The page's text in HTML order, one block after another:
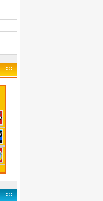
:::
:::